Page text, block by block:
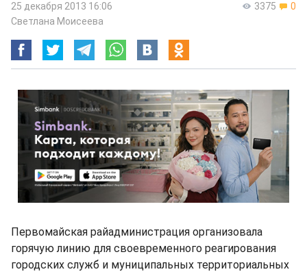
3375 0
25 декабря 2013 16:06
Светлана Моисеева
Первомайская райадминистрация организовала
горячую линию для своевременного реагирования
городских служб и муниципальных территориальных